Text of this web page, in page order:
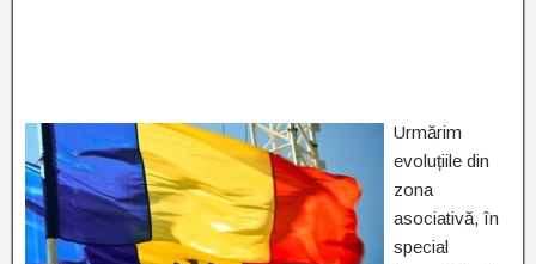
Urmărim
evoluțiile din
zona
asociativă, în
special